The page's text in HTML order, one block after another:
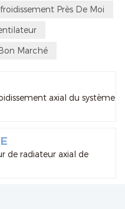
Près De Moi
Marché
axial du système
de radiateur axial de